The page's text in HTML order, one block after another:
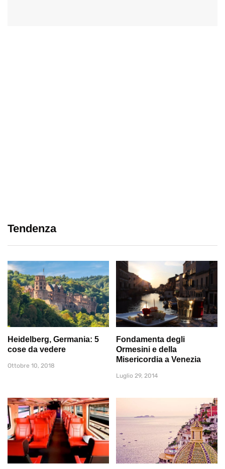
Tendenza
Heidelberg, Germania: 5
cose da vedere
Ottobre 10, 2018
Fondamenta degli
Ormesini e della
Misericordia a Venezia
Luglio 29, 2014